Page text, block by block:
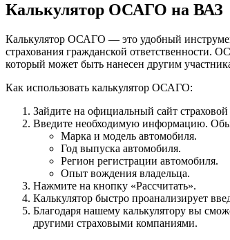
Калькулятор ОСАГО на ВАЗ
Калькулятор ОСАГО — это удобный
страхования гражданской ответственности.
который может быть нанесен другим
Как использовать калькулятор ОСАГО:
Зайдите на официальный сайт
Введите необходимую информацию.
Марка и модель автомобиля.
Год выпуска автомобиля.
Регион регистрации автомобиля.
Опыт вождения владельца.
Нажмите на кнопку «Рассчитать».
Калькулятор быстро проанализирует
Благодаря нашему калькулятору вы
другими страховыми компаниями.